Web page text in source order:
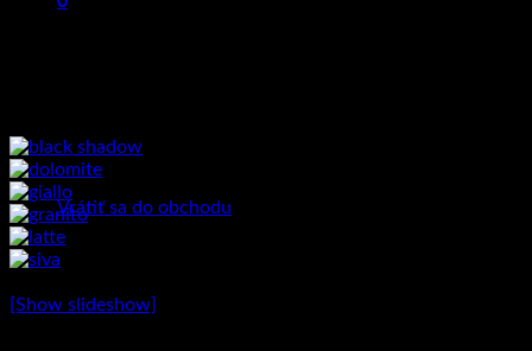
Žiadne produkty v košíku.
Vrátiť sa do obchodu
[Show slideshow]